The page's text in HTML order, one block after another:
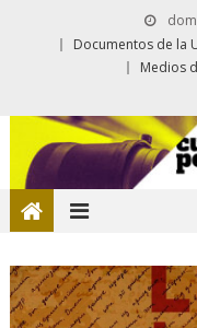
Documentos de la
Medios